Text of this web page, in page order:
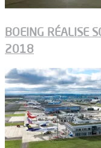
BOEING RÉALISE
2018